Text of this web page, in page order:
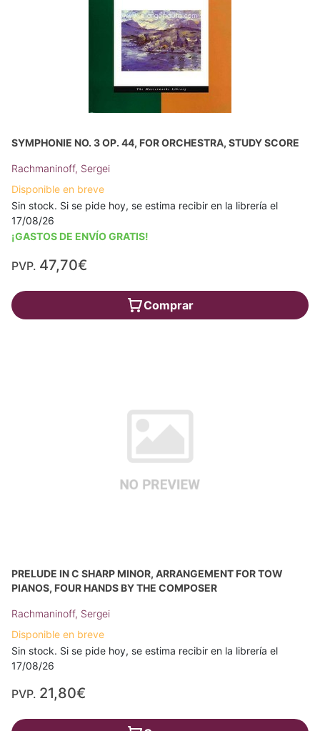
SYMPHONIE NO. 3 OP. 44, FOR ORCHESTRA, STUDY SCORE
Rachmaninoff, Sergei
Disponible en breve
Sin stock. Si se pide hoy, se estima recibir en la librería el
17/08/26
¡GASTOS DE ENVÍO GRATIS!
PVP. 47,70€
Comprar
PRELUDE IN C SHARP MINOR, ARRANGEMENT FOR TOW
PIANOS, FOUR HANDS BY THE COMPOSER
Rachmaninoff, Sergei
Disponible en breve
Sin stock. Si se pide hoy, se estima recibir en la librería el
17/08/26
PVP. 21,80€